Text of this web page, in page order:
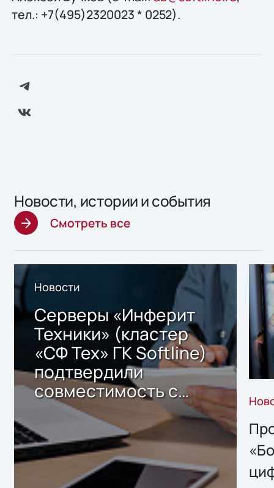
тел.: +7(495)2320023 * 0252).
Новости, истории и события
Смотреть все
Новости
Серверы «Инферит
Техники» (кластер
«СФ Тех» ГК Softline)
подтвердили
совместимость с
решением Sharx
Storage 2.x для
хранения данных